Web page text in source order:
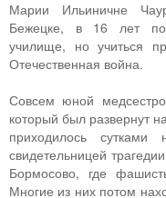
Марии Ильиничне
Бежецке, в 16 лет
училище, но учиться
Отечественная война.
Совсем юной
который был развернут
приходилось
свидетельницей
Бормосово, где
Многие из них потом